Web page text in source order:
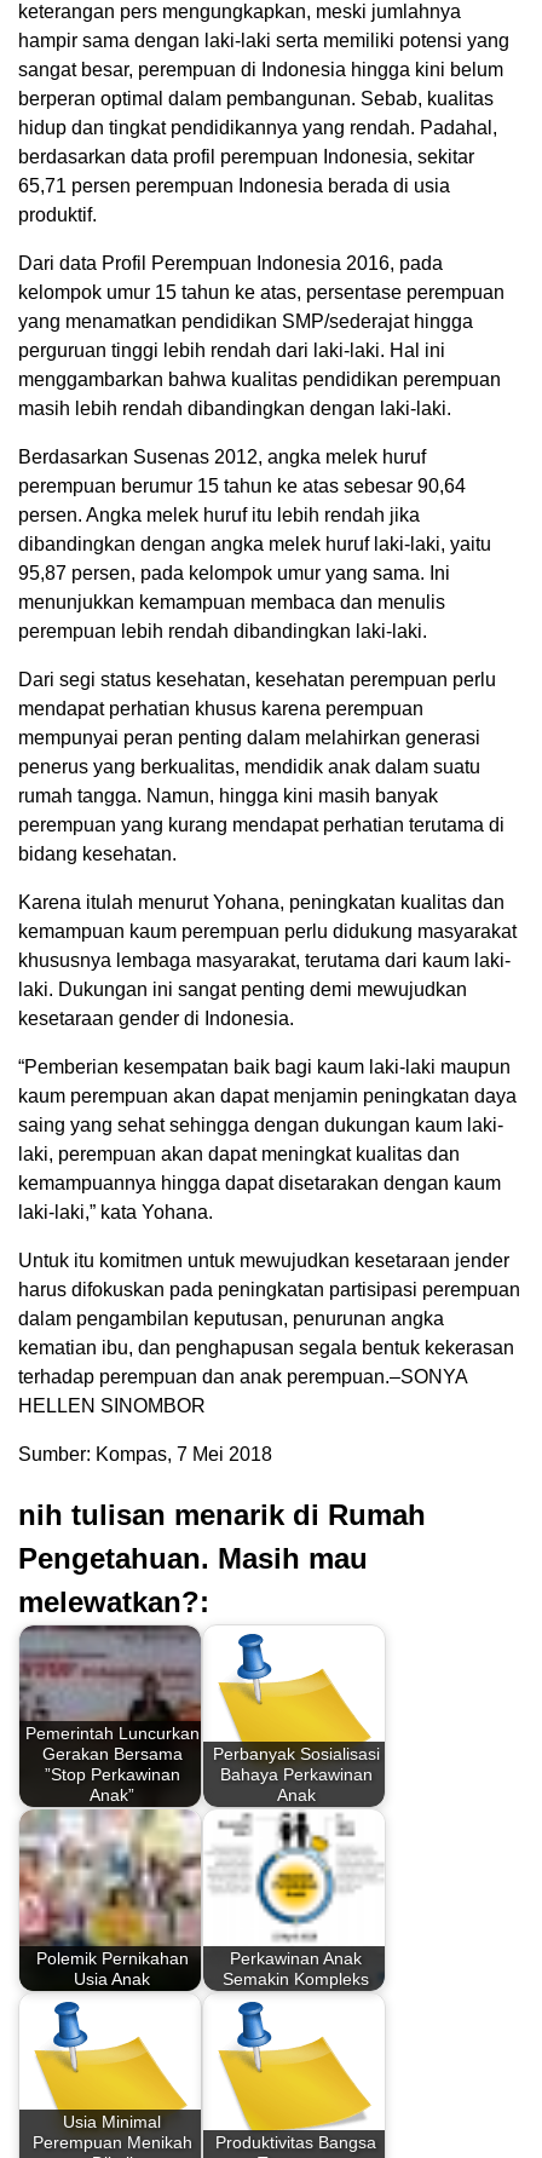
keterangan pers mengungkapkan, meski jumlahnya
hampir sama dengan laki-laki serta memiliki potensi yang
sangat besar, perempuan di Indonesia hingga kini belum
berperan optimal dalam pembangunan. Sebab, kualitas
hidup dan tingkat pendidikannya yang rendah. Padahal,
berdasarkan data profil perempuan Indonesia, sekitar
65,71 persen perempuan Indonesia berada di usia
produktif.
Dari data Profil Perempuan Indonesia 2016, pada
kelompok umur 15 tahun ke atas, persentase perempuan
yang menamatkan pendidikan SMP/sederajat hingga
perguruan tinggi lebih rendah dari laki-laki. Hal ini
menggambarkan bahwa kualitas pendidikan perempuan
masih lebih rendah dibandingkan dengan laki-laki.
Berdasarkan Susenas 2012, angka melek huruf
perempuan berumur 15 tahun ke atas sebesar 90,64
persen. Angka melek huruf itu lebih rendah jika
dibandingkan dengan angka melek huruf laki-laki, yaitu
95,87 persen, pada kelompok umur yang sama. Ini
menunjukkan kemampuan membaca dan menulis
perempuan lebih rendah dibandingkan laki-laki.
Dari segi status kesehatan, kesehatan perempuan perlu
mendapat perhatian khusus karena perempuan
mempunyai peran penting dalam melahirkan generasi
penerus yang berkualitas, mendidik anak dalam suatu
rumah tangga. Namun, hingga kini masih banyak
perempuan yang kurang mendapat perhatian terutama di
bidang kesehatan.
Karena itulah menurut Yohana, peningkatan kualitas dan
kemampuan kaum perempuan perlu didukung masyarakat
khususnya lembaga masyarakat, terutama dari kaum laki-
laki. Dukungan ini sangat penting demi mewujudkan
kesetaraan gender di Indonesia.
“Pemberian kesempatan baik bagi kaum laki-laki maupun
kaum perempuan akan dapat menjamin peningkatan daya
saing yang sehat sehingga dengan dukungan kaum laki-
laki, perempuan akan dapat meningkat kualitas dan
kemampuannya hingga dapat disetarakan dengan kaum
laki-laki,” kata Yohana.
Untuk itu komitmen untuk mewujudkan kesetaraan jender
harus difokuskan pada peningkatan partisipasi perempuan
dalam pengambilan keputusan, penurunan angka
kematian ibu, dan penghapusan segala bentuk kekerasan
terhadap perempuan dan anak perempuan.–SONYA
HELLEN SINOMBOR
Sumber: Kompas, 7 Mei 2018
nih tulisan menarik di Rumah
Pengetahuan. Masih mau
melewatkan?:
Pemerintah Luncurkan
Gerakan Bersama
”Stop Perkawinan
Anak”
Perbanyak Sosialisasi
Bahaya Perkawinan
Anak
Polemik Pernikahan
Usia Anak
Perkawinan Anak
Semakin Kompleks
Usia Minimal
Perempuan Menikah
Produktivitas Bangsa